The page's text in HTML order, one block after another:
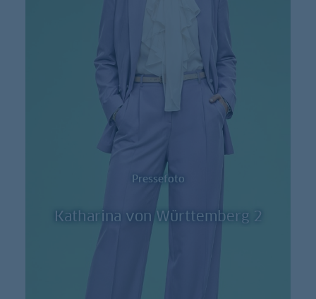
Pressefoto
Katharina von Württemberg 2